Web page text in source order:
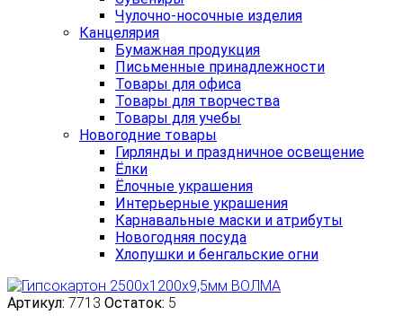
Чулочно-носочные изделия
Канцелярия
Бумажная продукция
Письменные принадлежности
Товары для офиса
Товары для творчества
Товары для учебы
Новогодние товары
Гирлянды и праздничное освещение
Ёлки
Ёлочные украшения
Интерьерные украшения
Карнавальные маски и атрибуты
Новогодняя посуда
Хлопушки и бенгальские огни
Артикул: 7713 Остаток: 5